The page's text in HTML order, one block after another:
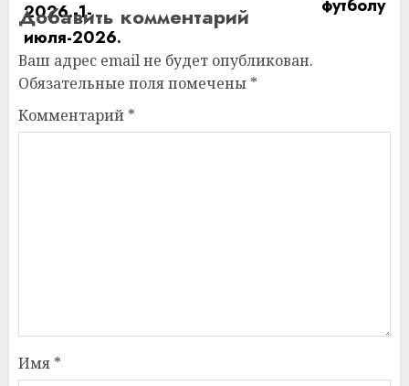
Добавить комментарий
Ваш адрес email не будет опубликован.
Обязательные поля помечены *
Комментарий *
Имя *